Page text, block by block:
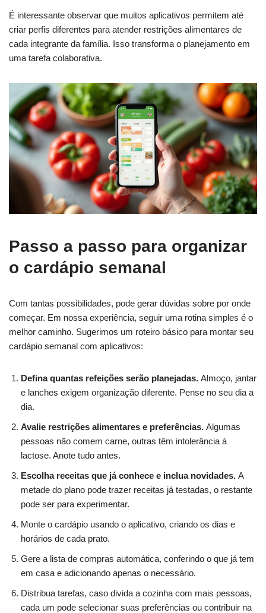
É interessante observar que muitos aplicativos permitem até
criar perfis diferentes para atender restrições alimentares de
cada integrante da família. Isso transforma o planejamento em
uma tarefa colaborativa.
Passo a passo para organizar
o cardápio semanal
Com tantas possibilidades, pode gerar dúvidas sobre por onde
começar. Em nossa experiência, seguir uma rotina simples é o
melhor caminho. Sugerimos um roteiro básico para montar seu
cardápio semanal com aplicativos:
Defina quantas refeições serão planejadas. Almoço, jantar
e lanches exigem organização diferente. Pense no seu dia a
dia.
Avalie restrições alimentares e preferências. Algumas
pessoas não comem carne, outras têm intolerância à
lactose. Anote tudo antes.
Escolha receitas que já conhece e inclua novidades. A
metade do plano pode trazer receitas já testadas, o restante
pode ser para experimentar.
Monte o cardápio usando o aplicativo, criando os dias e
horários de cada prato.
Gere a lista de compras automática, conferindo o que já tem
em casa e adicionando apenas o necessário.
Distribua tarefas, caso divida a cozinha com mais pessoas,
cada um pode selecionar suas preferências ou contribuir na